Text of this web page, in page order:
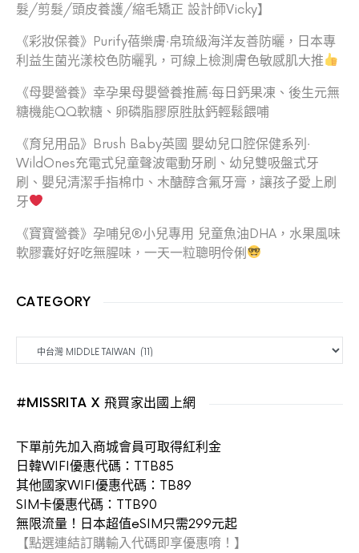
髮/剪髮/頭皮養護/縮毛矯正 設計師Vicky】
《彩妝保養》Purify蓓樂膚‧帛琉級海洋友善防曬，日本專
利益生菌光漾校色防曬乳，可線上檢測膚色敏感肌大推
《母嬰營養》幸孕果母嬰營養推薦‧每日鈣果凍、後生元無
糖機能QQ軟糖、卵磷脂膠原胜肽鈣輕鬆餵哺
《育兒用品》Brush Baby英國 嬰幼兒口腔保健系列‧
WildOnes充電式兒童聲波電動牙刷、幼兒雙吸盤式牙
刷、嬰兒清潔手指棉巾、木醣醇含氟牙膏，讓孩子愛上刷
牙
《寶寶營養》孕哺兒®小兒專用 兒童魚油DHA，水果風味
軟膠囊好好吃無腥味，一天一粒聰明伶俐
CATEGORY
#MISSRITA X 飛買家出國上網
下單前先加入商城會員可取得紅利金
日韓WIFI優惠代碼：TTB85
其他國家WIFI優惠代碼：TB89
SIM卡優惠代碼：TTB90
無限流量！日本超值eSIM只需299元起
【點選連結訂購輸入代碼即享優惠唷！】